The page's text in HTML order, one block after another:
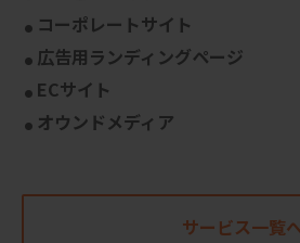
コーポレートサイト
広告用ランディングページ
ECサイト
オウンドメディア
サービス一覧